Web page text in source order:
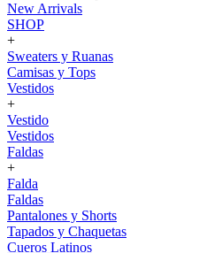
New Arrivals
SHOP
+
Sweaters y Ruanas
Camisas y Tops
Vestidos
+
Vestido
Vestidos
Faldas
+
Falda
Faldas
Pantalones y Shorts
Tapados y Chaquetas
Cueros Latinos